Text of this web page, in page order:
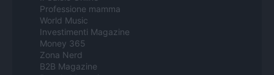
Professione mamma
World Music
Investimenti Magazine
Money 365
Zona Nerd
B2B Magazine